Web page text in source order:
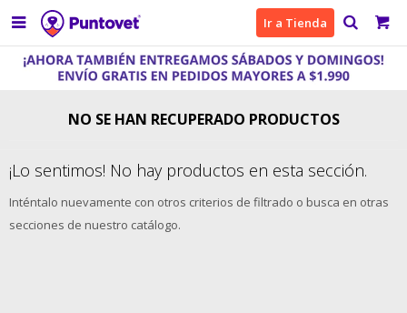
 Ir a Tienda
NO SE HAN RECUPERADO PRODUCTOS
¡Lo sentimos! No hay productos en esta sección.
Inténtalo nuevamente con otros criterios de filtrado o busca en otras
secciones de nuestro catálogo.